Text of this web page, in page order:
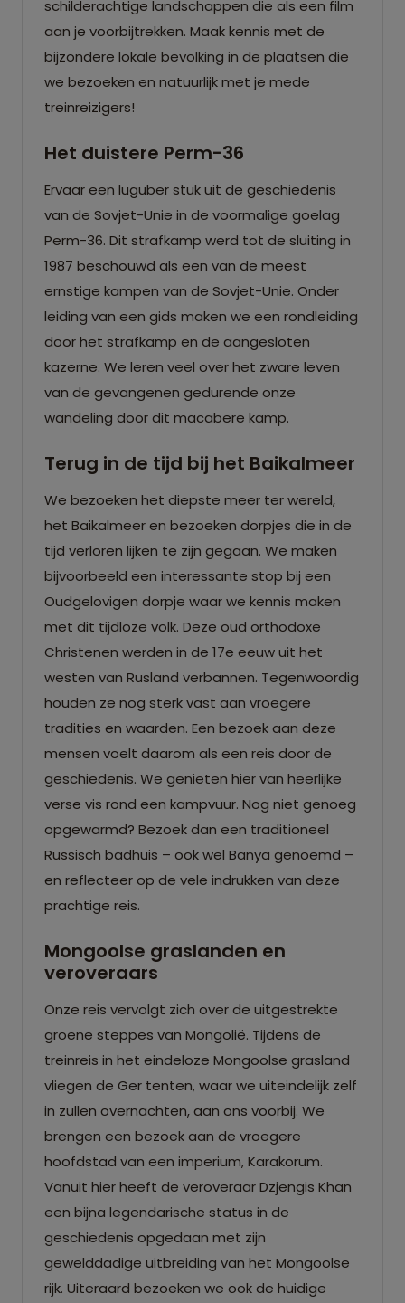
schilderachtige landschappen die als een film
aan je voorbijtrekken. Maak kennis met de
bijzondere lokale bevolking in de plaatsen die
we bezoeken en natuurlijk met je mede
treinreizigers!
Het duistere Perm-36
Ervaar een luguber stuk uit de geschiedenis
van de Sovjet-Unie in de voormalige goelag
Perm-36. Dit strafkamp werd tot de sluiting in
1987 beschouwd als een van de meest
ernstige kampen van de Sovjet-Unie. Onder
leiding van een gids maken we een rondleiding
door het strafkamp en de aangesloten
kazerne. We leren veel over het zware leven
van de gevangenen gedurende onze
wandeling door dit macabere kamp.
Terug in de tijd bij het Baikalmeer
We bezoeken het diepste meer ter wereld,
het Baikalmeer en bezoeken dorpjes die in de
tijd verloren lijken te zijn gegaan. We maken
bijvoorbeeld een interessante stop bij een
Oudgelovigen dorpje waar we kennis maken
met dit tijdloze volk. Deze oud orthodoxe
Christenen werden in de 17e eeuw uit het
westen van Rusland verbannen. Tegenwoordig
houden ze nog sterk vast aan vroegere
tradities en waarden. Een bezoek aan deze
mensen voelt daarom als een reis door de
geschiedenis. We genieten hier van heerlijke
verse vis rond een kampvuur. Nog niet genoeg
opgewarmd? Bezoek dan een traditioneel
Russisch badhuis – ook wel Banya genoemd –
en reflecteer op de vele indrukken van deze
prachtige reis.
Mongoolse graslanden en
veroveraars
Onze reis vervolgt zich over de uitgestrekte
groene steppes van Mongolië. Tijdens de
treinreis in het eindeloze Mongoolse grasland
vliegen de Ger tenten, waar we uiteindelijk zelf
in zullen overnachten, aan ons voorbij. We
brengen een bezoek aan de vroegere
hoofdstad van een imperium, Karakorum.
Vanuit hier heeft de veroveraar Dzjengis Khan
een bijna legendarische status in de
geschiedenis opgedaan met zijn
gewelddadige uitbreiding van het Mongoolse
rijk. Uiteraard bezoeken we ook de huidige